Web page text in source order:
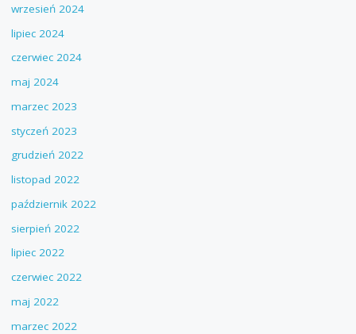
wrzesień 2024
lipiec 2024
czerwiec 2024
maj 2024
marzec 2023
styczeń 2023
grudzień 2022
listopad 2022
październik 2022
sierpień 2022
lipiec 2022
czerwiec 2022
maj 2022
marzec 2022